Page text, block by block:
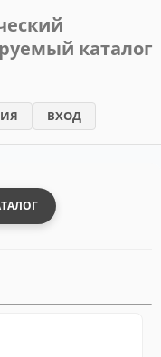
каталог
ВХОД